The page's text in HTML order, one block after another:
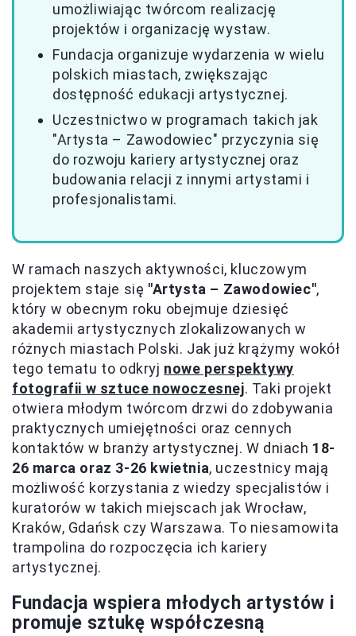
umożliwiając twórcom realizację
projektów i organizację wystaw.
Fundacja organizuje wydarzenia w wielu
polskich miastach, zwiększając
dostępność edukacji artystycznej.
Uczestnictwo w programach takich jak
"Artysta – Zawodowiec" przyczynia się
do rozwoju kariery artystycznej oraz
budowania relacji z innymi artystami i
profesjonalistami.
W ramach naszych aktywności, kluczowym
projektem staje się "Artysta – Zawodowiec",
który w obecnym roku obejmuje dziesięć
akademii artystycznych zlokalizowanych w
różnych miastach Polski. Jak już krążymy wokół
tego tematu to odkryj nowe perspektywy
fotografii w sztuce nowoczesnej. Taki projekt
otwiera młodym twórcom drzwi do zdobywania
praktycznych umiejętności oraz cennych
kontaktów w branży artystycznej. W dniach 18-
26 marca oraz 3-26 kwietnia, uczestnicy mają
możliwość korzystania z wiedzy specjalistów i
kuratorów w takich miejscach jak Wrocław,
Kraków, Gdańsk czy Warszawa. To niesamowita
trampolina do rozpoczęcia ich kariery
artystycznej.
Fundacja wspiera młodych artystów i
promuje sztukę współczesną